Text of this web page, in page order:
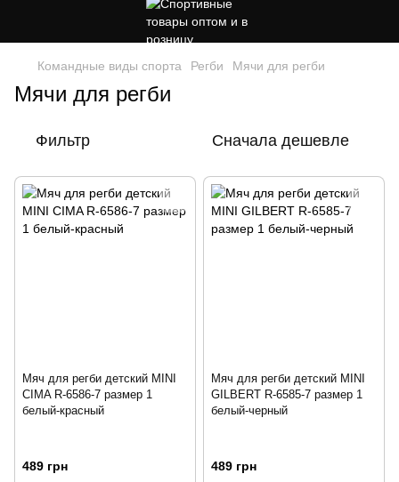
Командные виды спорта Регби Мячи для регби
Мячи для регби
Фильтр Сначала дешевле
Мяч для регби детский MINI
CIMA R-6586-7 размер 1
белый-красный
489 грн
Мяч для регби детский MINI
GILBERT R-6585-7 размер 1
белый-черный
489 грн